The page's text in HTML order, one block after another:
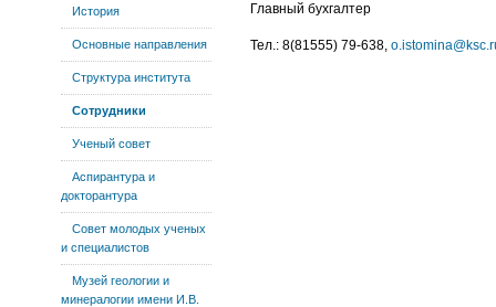
Главный бухгалтер
Тел.: 8(81555) 79-638,
История
Основные направления
Структура института
Сотрудники
Ученый совет
Аспирантура и
докторантура
Совет молодых ученых
и специалистов
Музей геологии и
минералогии имени И.В.